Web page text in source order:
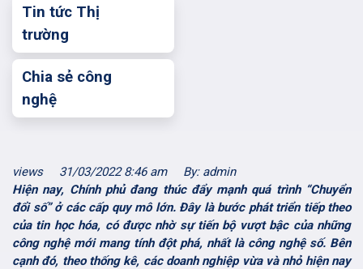
Tin tức Thị
trường
Chia sẻ công
nghệ
views 31/03/2022 8:46 am
By: admin
Hiện nay, Chính phủ đang thúc đẩy mạnh quá trình “Chuyển
đổi số” ở các cấp quy mô lớn. Đây là bước phát triển tiếp theo
của tin học hóa, có được nhờ sự tiến bộ vượt bậc của những
công nghệ mới mang tính đột phá, nhất là công nghệ số. Bên
cạnh đó, theo thống kê, các doanh nghiệp vừa và nhỏ hiện nay